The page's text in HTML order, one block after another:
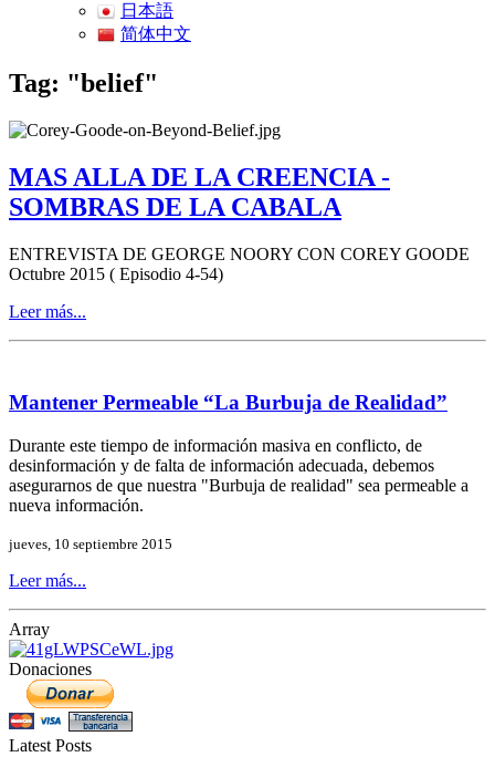
日本語
简体中文
Tag: "belief"
MAS ALLA DE LA CREENCIA -
SOMBRAS DE LA CABALA
ENTREVISTA DE GEORGE NOORY CON COREY GOODE
Octubre 2015 ( Episodio 4-54)
Leer más...
Mantener Permeable “La Burbuja de Realidad”
Durante este tiempo de información masiva en conflicto, de
desinformación y de falta de información adecuada, debemos
asegurarnos de que nuestra "Burbuja de realidad" sea permeable a
nueva información.
jueves, 10 septiembre 2015
Leer más...
Array
Donaciones
Latest Posts